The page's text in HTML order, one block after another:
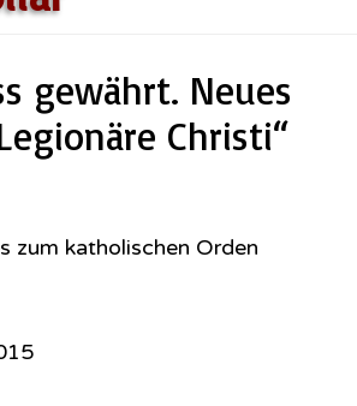
gewährt. Neues
Christi“
zum katholischen Orden